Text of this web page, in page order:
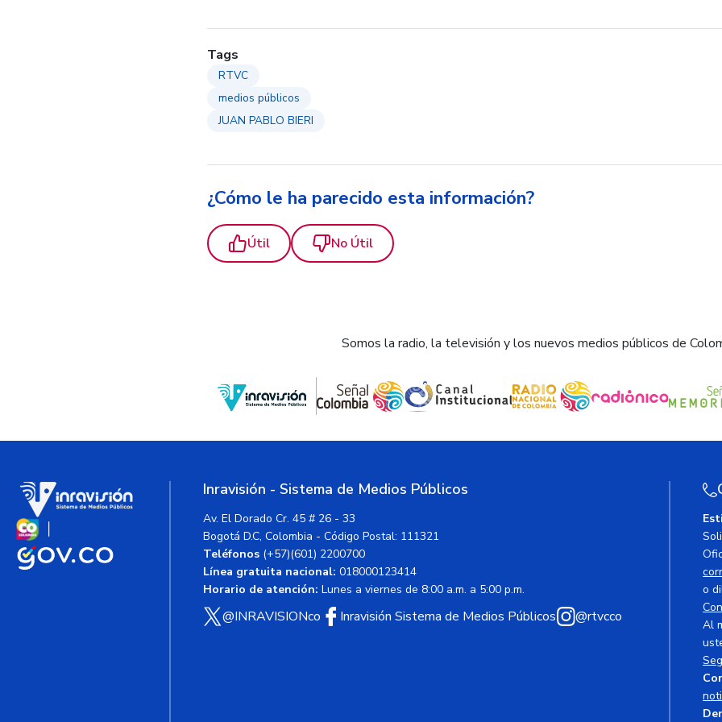
Tags
RTVC
medios públicos
JUAN PABLO BIERI
¿Cómo le ha parecido esta información?
Útil No Útil
Somos la radio, la televisión y los nuevos medios públicos de
Inravisión - Sistema de Medios Públicos
Av. El Dorado Cr. 45 # 26 - 33
Bogotá D.C, Colombia - Código Postal: 111321
Teléfonos (+57)(601) 2200700
Línea gratuita nacional: 018000123414
Horario de atención: Lunes a viernes de 8:00 a.m. a 5:00 p.m.
@INRAVISIONco Inravisión Sistema de Medios Públicos @rtvcco
o
Al